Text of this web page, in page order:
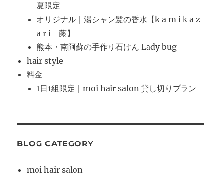
夏限定
オリジナル｜湯シャン髪の香水【k a m i k a z
a r i 藤】
熊本・南阿蘇の手作り石けん Lady bug
hair style
料金
1日1組限定｜moi hair salon 貸し切りプラン
BLOG CATEGORY
moi hair salon